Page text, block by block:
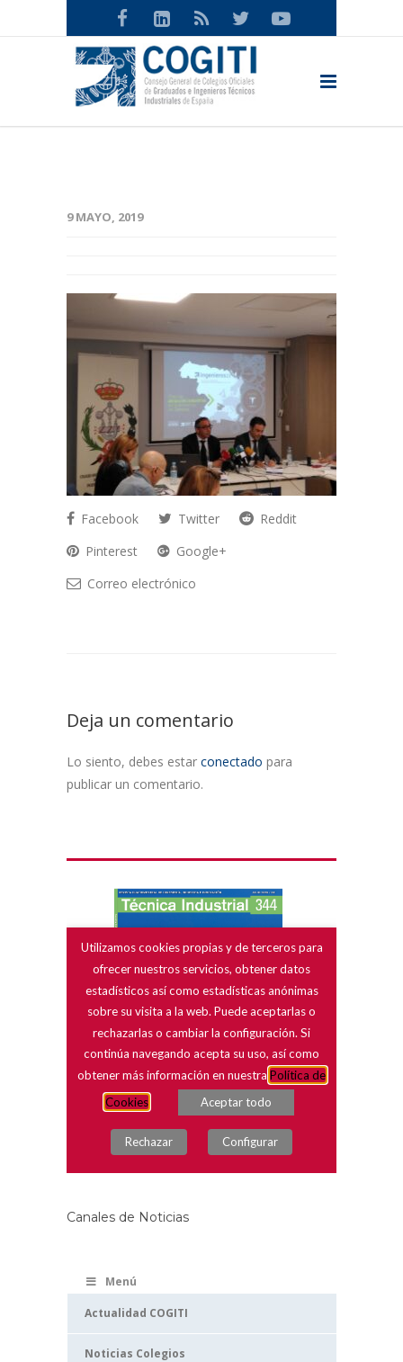
9 MAYO, 2019
Facebook Twitter
Reddit
Pinterest
Google+
Correo electrónico
Deja un comentario
Lo siento, debes estar conectado para
publicar un comentario.
Canales de Noticias
Menú
Actualidad COGITI
Noticias Colegios